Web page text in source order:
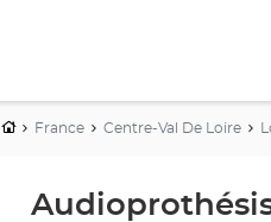
AccueilFrance Centre-Val De Loire